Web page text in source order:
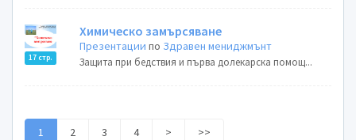
17 стр.
Химическо замърсяване
Презентации по Здравен мениджмънт
Защита при бедствия и първа долекарска помощ...
1 2 3 4 > >>